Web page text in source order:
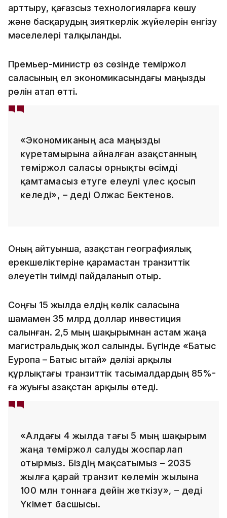
арттыру, қағазсыз технологияларға көшу
және басқарудың зияткерлік жүйелерін енгізу
мәселелері талқыланды.
Премьер-министр өз сөзінде теміржол
саласының ел экономикасындағы маңызды
рөлін атап өтті.
«Экономиканың аса маңызды
күретамырына айналған Қазақстанның
теміржол саласы орнықты өсімді
қамтамасыз етуге елеулі үлес қосып
келеді», – деді Олжас Бектенов.
Оның айтуынша, Қазақстан географиялық
ерекшеліктеріне қарамастан транзиттік
әлеуетін тиімді пайдаланып отыр.
Соңғы 15 жылда елдің көлік саласына
шамамен 35 млрд доллар инвестиция
салынған. 2,5 мың шақырымнан астам жаңа
магистральдық жол салынды. Бүгінде «Батыс
Еуропа – Батыс Қытай» дәлізі арқылы
құрлықтағы транзиттік тасымалдардың 85%-
ға жуығы Қазақстан арқылы өтеді.
«Алдағы 4 жылда тағы 5 мың шақырым
жаңа теміржол салуды жоспарлап
отырмыз. Біздің мақсатымыз – 2035
жылға қарай транзит көлемін жылына
100 млн тоннаға дейін жеткізу», – деді
Үкімет басшысы.